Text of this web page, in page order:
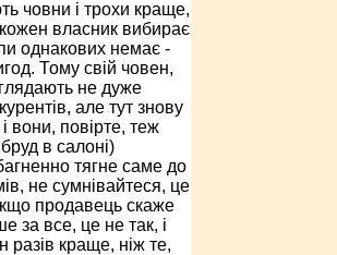
човни і трохи краще,
власник вибирає
однакових немає -
Тому свій човен,
не дуже
але тут знову
вони, повірте, теж
в салоні)
тягне саме до
не сумнівайтеся, це
продавець скаже
за все, це не так, і
разів краще, ніж те,